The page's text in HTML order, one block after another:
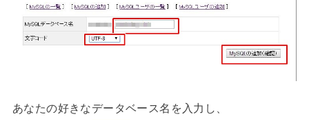
あなたの好きなデータベース名を入力し、